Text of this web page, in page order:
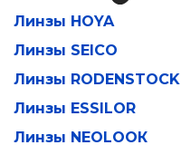
Линзы HOYA
Линзы SEICO
Линзы RODENSTOCK
Линзы ESSILOR
Линзы NEOLOOК